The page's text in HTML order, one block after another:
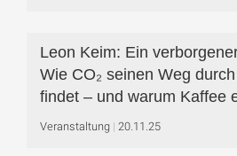
Leon Keim: Ein
Wie CO₂ seinen Weg
findet – und warum Kaffee
Veranstaltung 20.11.25